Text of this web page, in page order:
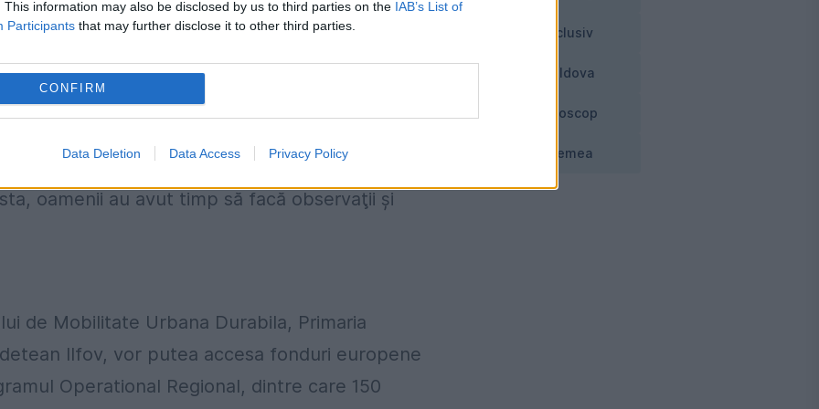
This information may also be disclosed by us to third parties on the IAB’s List of
Participants that may further disclose it to other third parties.
CONFIRM
Data Deletion Data Access Privacy Policy
generali, dar şi membri ai unor organizaţii
Chiriţă a declarat: „În sfârşit, după 26 de ani
care abordează întreaga regiune Bucureşti-
documentului este un lucru
oamenii au avut timp să facă observaţii şi
de Mobilitate Urbana Durabila, Primaria
Ilfov, vor putea accesa fonduri europene
Operational Regional, dintre care 150
Exclusiv
Moldova
Horoscop
Vremea